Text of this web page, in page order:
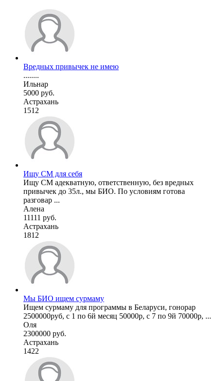
Вредных привычек не имею
........
Ильнар
5000 руб.
Астрахань
1512
Ищу СМ для себя
Ищу СМ адекватную, ответственную, без вредных
привычек до 35л., мы БИО. По условиям готова
разговар ...
Алена
11111 руб.
Астрахань
1812
Мы БИО ищем сурмаму
Ищем сурмаму для программы в Беларуси, гонорар
2500000руб, с 1 по 6й месяц 50000р, с 7 по 9й 70000р, ...
Оля
2300000 руб.
Астрахань
1422